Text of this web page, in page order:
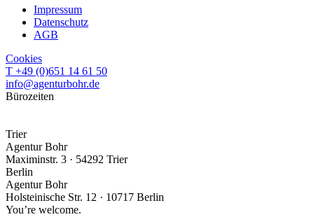
Impressum
Datenschutz
AGB
Cookies
T +49 (0)651 14 61 50
info@agenturbohr.de
Bürozeiten
Trier
Agentur Bohr
Maximinstr. 3 · 54292 Trier
Berlin
Agentur Bohr
Holsteinische Str. 12 · 10717 Berlin
You’re welcome.